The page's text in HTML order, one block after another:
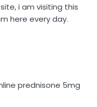
i am visiting this
here every day.
prednisone 5mg